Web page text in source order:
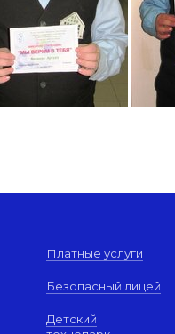
Платные услуги
Безопасный лицей
Детский